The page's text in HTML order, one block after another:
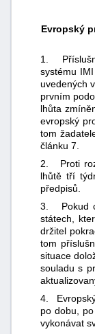
Evropský
1.
systému
uvedených
prvním
lhůta
evropský
tom
článku 7.
2. Proti
lhůtě tří
předpisů.
3. Pokud
státech,
držitel
tom
situace
souladu s
4. Evropský
po dobu,
vykonávat